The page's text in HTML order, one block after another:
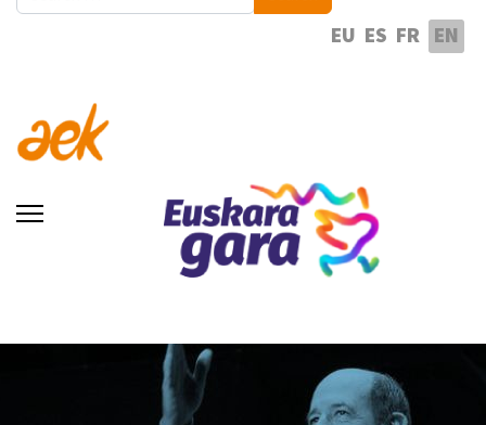
EU ES FR EN